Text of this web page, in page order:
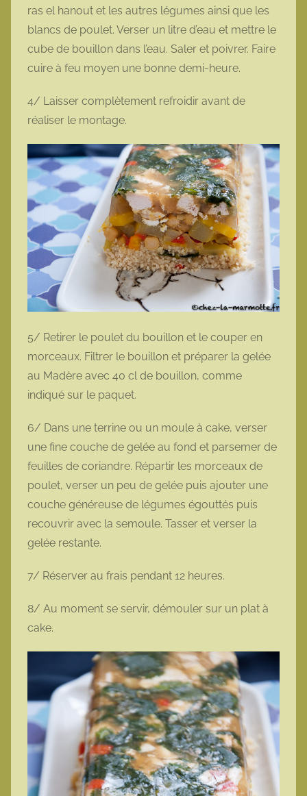
ras el hanout et les autres légumes ainsi que les
blancs de poulet. Verser un litre d’eau et mettre le
cube de bouillon dans l’eau. Saler et poivrer. Faire
cuire à feu moyen une bonne demi-heure.
4/ Laisser complètement refroidir avant de
réaliser le montage.
5/ Retirer le poulet du bouillon et le couper en
morceaux. Filtrer le bouillon et préparer la gelée
au Madère avec 40 cl de bouillon, comme
indiqué sur le paquet.
6/ Dans une terrine ou un moule à cake, verser
une fine couche de gelée au fond et parsemer de
feuilles de coriandre. Répartir les morceaux de
poulet, verser un peu de gelée puis ajouter une
couche généreuse de légumes égouttés puis
recouvrir avec la semoule. Tasser et verser la
gelée restante.
7/ Réserver au frais pendant 12 heures.
8/ Au moment se servir, démouler sur un plat à
cake.